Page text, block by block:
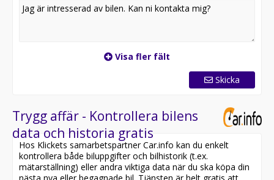
Visa fler fält
Skicka
Trygg affär - Kontrollera bilens
data och historia gratis
Hos Klickets samarbetspartner Car.info kan du enkelt
kontrollera både biluppgifter och bilhistorik (t.ex.
mätarställning) eller andra viktiga data när du ska köpa din